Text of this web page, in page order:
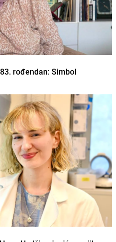
rođendan: Simbol